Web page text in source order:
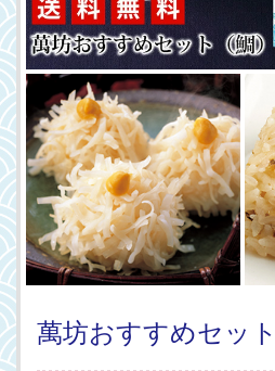
萬坊おすすめセット